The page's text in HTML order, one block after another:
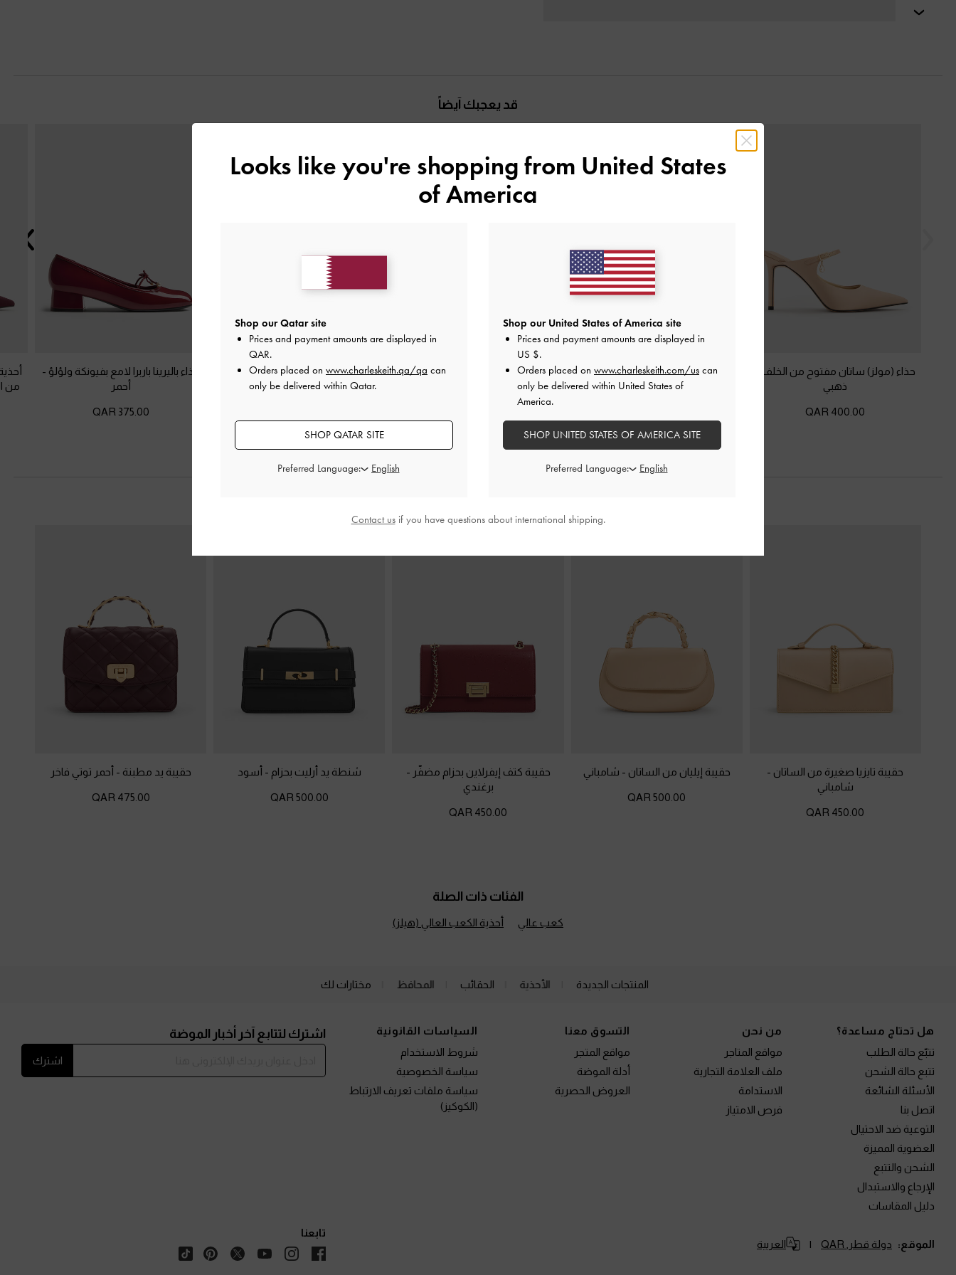
قد يعجبك آيضاً
حذاء (مولز) ساتان مفتوح من الخلف
ذهبي
400.00 QAR
كعب بحزام خلفي ميتالك مع فيونكة-
ذهبي
صنادل أندريسيا ميتاليك بسيور وكعب
صندل مفتوح سهل الارتداء مزين
بعقدة أنيقة ولون معدني-ذهبي
حذاء باليرينا باربرا لامع بفيونكة ولؤلؤ -
أحمر
375.00 QAR
من
حقيبة تايزيا صغيرة من الساتان -
شامباني
450.00 QAR
حقيبة إيليان من الساتان - شامباني
500.00 QAR
حقيبة كتف إيفرلاين بحزام مضفّر -
برغندي
450.00 QAR
شنطة يد أرليت بحزام - أسود
500.00 QAR
حقيبة يد مطبنة - أحمر توتي فاخر
475.00 QAR
الفئات ذات الصلة
كعب عالي أحذية الكعب العالي (هيلز)
المنتجات الجديدة الأحذية الحقائب المحافظ مختارات لك
هل تحتاج مساعدة؟
تتبّع حالة الطلب
تتبع حالة الشحن
الأسئلة الشائعة
اتصل بنا
التوعية ضد الاحتيال
العضوية المميزة
الشحن والتتبع
الإرجاع والاستبدال
دليل المقاسات
من نحن
مواقع المتاجر
ملف العلامة التجارية
الاستدامة
فرص الامتياز
التسوق معنا
مواقع المتجر
أدلة الموضة
العروض الحصرية
السياسات القانونية
شروط الاستخدام
سياسة الخصوصية
سياسة ملفات تعريف الارتباط
(الكوكيز)
اشترك لتتابع آخر أخبار الموضة
اشترك
الموقع: دولة قطر, QAR العربية
تابعنا
Looks like you're shopping from United States
of America
Shop our Qatar site
Prices and payment amounts are displayed in
QAR.
Orders placed on www.charleskeith.qa/qa can
only be delivered within Qatar.
SHOP QATAR SITE
Preferred Language:
Shop our United States of America site
Prices and payment amounts are displayed in
US $.
Orders placed on www.charleskeith.com/us can
only be delivered within United States of
America.
SHOP UNITED STATES OF AMERICA SITE
Preferred Language:
Contact usif you have questions about international shipping.